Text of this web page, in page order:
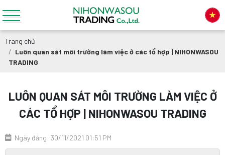
Trang chủ
Luôn quan sát môi trường làm việc ở các tổ hợp | NIHONWASOU
TRADING
LUÔN QUAN SÁT MÔI TRƯỜNG LÀM VIỆC Ở
CÁC TỔ HỢP | NIHONWASOU TRADING
Ngày đăng: 30/11/2021 01:51 PM